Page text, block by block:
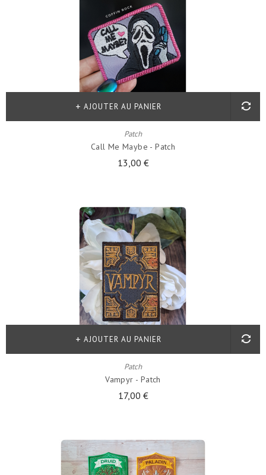
Patch
Call Me Maybe - Patch
13,00 €
AJOUTER AU PANIER
Patch
Vampyr - Patch
17,00 €
AJOUTER AU PANIER